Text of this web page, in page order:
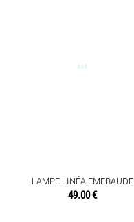
LAMPE LINÉA EMERAUDE
49.00 €